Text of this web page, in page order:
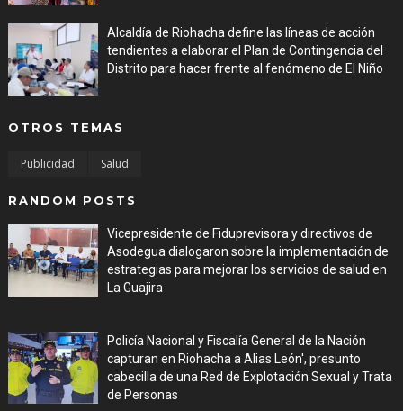
Alcaldía de Riohacha define las líneas de acción
tendientes a elaborar el Plan de Contingencia del
Distrito para hacer frente al fenómeno de El Niño
OTROS TEMAS
Publicidad Salud
RANDOM POSTS
Vicepresidente de Fiduprevisora y directivos de
Asodegua dialogaron sobre la implementación de
estrategias para mejorar los servicios de salud en
La Guajira
Policía Nacional y Fiscalía General de la Nación
capturan en Riohacha a Alias León', presunto
cabecilla de una Red de Explotación Sexual y Trata
de Personas